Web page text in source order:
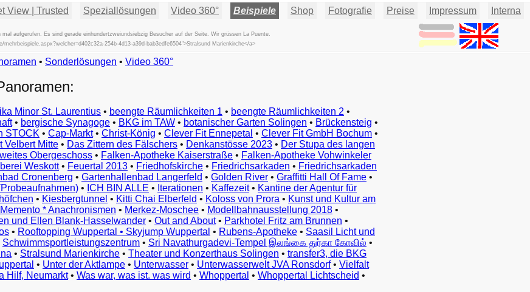
View | Trusted Speziallösungen Video 360° Beispiele Shop Fotografie Preise Impressum Interna
aufgerufen. Es sind gerade einhundertzweiundsiebzig Besucher auf der Seite. Wir grüssen La Puente.
254b-4d13-a39d-bab3edfe6504">Stralsund Marienkirche</a>
Beispiele
Exemples
Vorbeelden
Przykłady
Ejemplos
Örnekler
Παραδείγματα
Примеры
示
例
例
예
• Sonderlösungen • Video 360°
Minor St. Laurentius • beengte Räumlichkeiten 1 • beengte Räumlichkeiten 2 •
• bergische Synagoge • BKG im TAW • botanischer Garten Solingen • Brückensteig •
STOCK • Cap-Markt• Christ-König • Clever Fit Ennepetal • Clever Fit GmbH Bochum •
Velbert Mitte • Das Zittern des Fälschers • Denkanstösse 2023 • Der Stupa des langen
Obergeschoss • Falken-Apotheke Kaiserstraße • Falken-Apotheke Vohwinkeler
Weskott• Feuertal 2013 • Friedhofskirche • Friedrichsarkaden • Friedrichsarkaden
Cronenberg • Gartenhallenbad Langerfeld • Golden River • Graffitti Hall Of Fame •
• ICH BIN ALLE • Iterationen • Kaffezeit• Kantine der Agentur für
• Kiesbergtunnel • Kitti Chai Elberfeld • Koloss von Prora • Kunst und Kultur am
Memento * Anachronismen • Merkez-Moschee • Modellbahnausstellung 2018 •
und Ellen Blank-Hasselwander • Out and About• Parkhotel Fritz am Brunnen •
• Rooftopping Wuppertal • Skyjump Wuppertal • Rubens-Apotheke • Saasil Licht und
Schwimmsportleistungszentrum • Sri Navathurgadevi-Tempel இலங்கை துர்கா கோவில் •
• Stralsund Marienkirche • Theater und Konzerthaus Solingen • transfer3, die BKG
• Unter der Aktlampe • Unterwasser • Unterwasserwelt JVA Ronsdorf• Vielfalt
Hilf, Neumarkt• Was war, was ist. was wird • Whoppertal • Whoppertal Lichtscheid •